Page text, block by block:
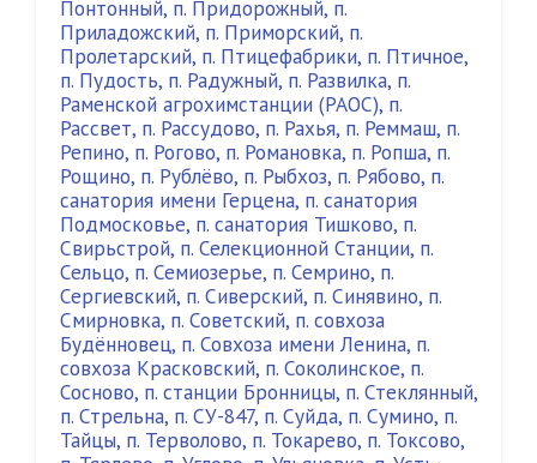
Понтонный, п. Придорожный, п.
Приладожский, п. Приморский, п.
Пролетарский, п. Птицефабрики, п. Птичное,
п. Пудость, п. Радужный, п. Развилка, п.
Раменской агрохимстанции (РАОС), п.
Рассвет, п. Рассудово, п. Рахья, п. Реммаш, п.
Репино, п. Рогово, п. Романовка, п. Ропша, п.
Рощино, п. Рублёво, п. Рыбхоз, п. Рябово, п.
санатория имени Герцена, п. санатория
Подмосковье, п. санатория Тишково, п.
Свирьстрой, п. Селекционной Станции, п.
Сельцо, п. Семиозерье, п. Семрино, п.
Сергиевский, п. Сиверский, п. Синявино, п.
Смирновка, п. Советский, п. совхоза
Будённовец, п. Совхоза имени Ленина, п.
совхоза Красковский, п. Соколинское, п.
Сосново, п. станции Бронницы, п. Стеклянный,
п. Стрельна, п. СУ-847, п. Суйда, п. Сумино, п.
Тайцы, п. Терволово, п. Токарево, п. Токсово,